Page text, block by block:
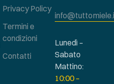
Privacy Policy
Termini e
condizioni
Contatti
Lunedì –
Sabato
Mattino:
10:00 –